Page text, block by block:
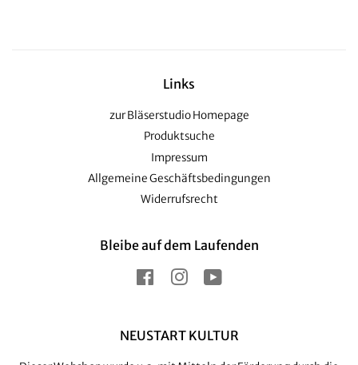
Links
zur Bläserstudio Homepage
Produktsuche
Impressum
Allgemeine Geschäftsbedingungen
Widerrufsrecht
Bleibe auf dem Laufenden
FacebookInstagram
NEUSTART KULTUR